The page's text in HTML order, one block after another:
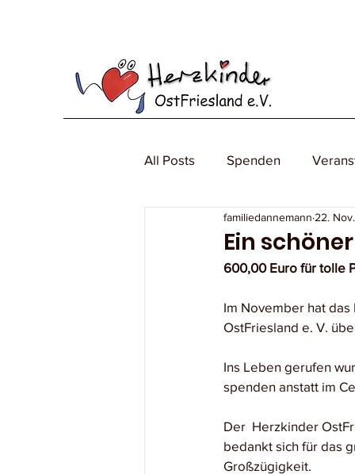
All Posts Spenden
Ein
familiedannemann 22.
600,00 Euro für tolle
Im November hat
OstFriesland e. V.
Ins Leben gerufen
spenden anstatt im
Der  Herzkinder
bedankt sich für das
Großzügigkeit.